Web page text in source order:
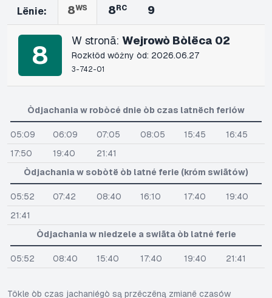
Lënie: 8WS 8RC 9
8 W stronã: Wejrowò Bòlëca 02
Rozkłôd wôżny òd: 2026.06.27
3-742-01
Òdjachania w robòcé dnie òb czas latnëch feriów
05:09 06:09 07:05 08:05 15:45
16:45
17:50
19:40
21:41
Òdjachania w sobòtë òb latné ferie (króm swiãtów)
05:52 07:42 08:40 16:10 17:40
19:40
21:41
Òdjachania w niedzele a swiãta òb latné ferie
05:52 08:40 15:40 17:40 19:40 21:41
Tôkle òb czas jachaniégò są przëczëną zmianë czasów